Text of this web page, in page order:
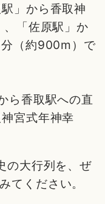
」から香取神
「佐原駅」か
（約900m）で
ら香取駅への直
宮式年神幸
の大行列を、ぜ
てください。